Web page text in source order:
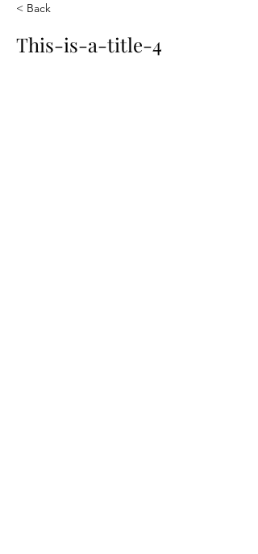
< Back
This-is-a-title-4